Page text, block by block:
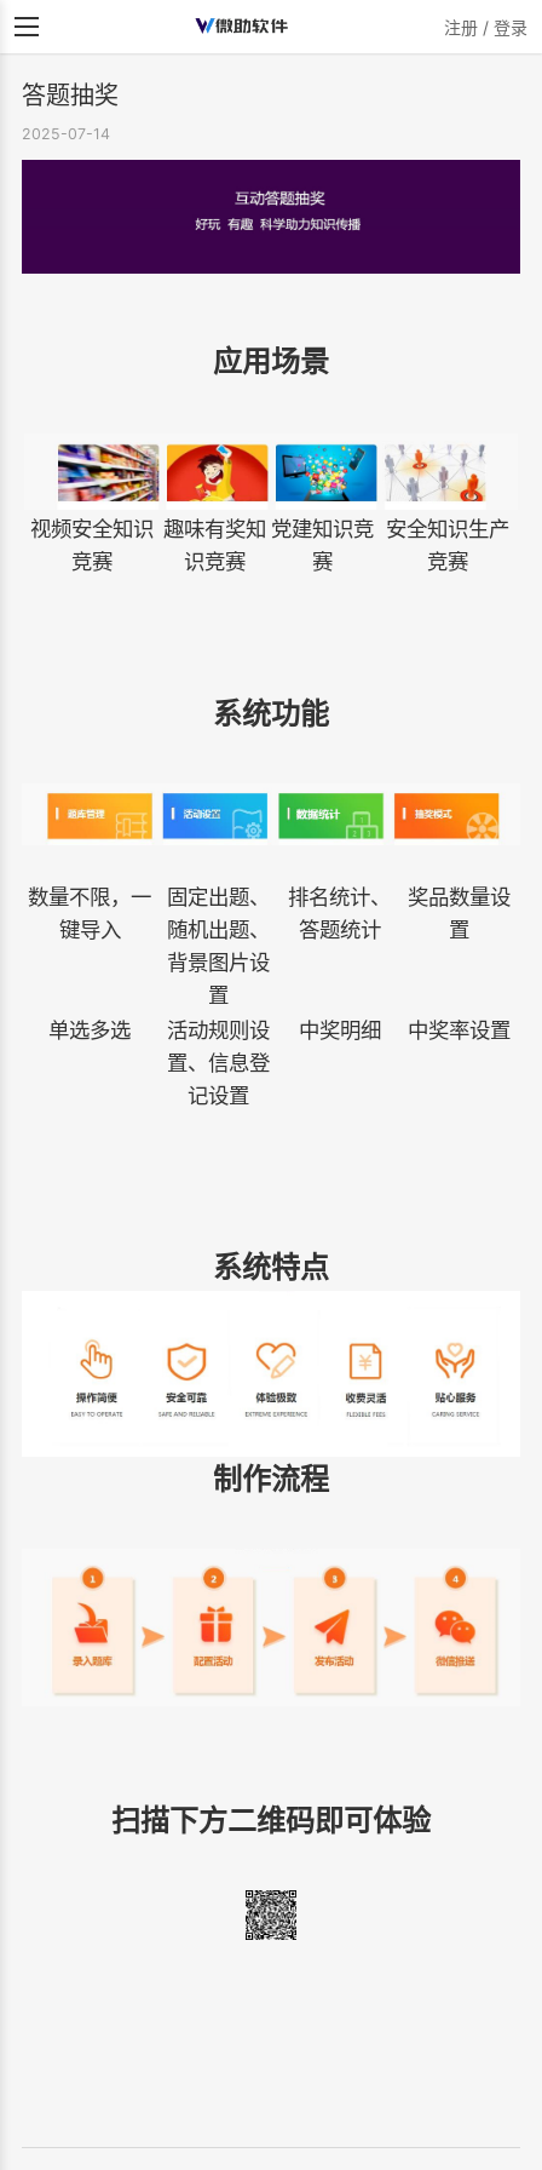
注册 / 登录
答题抽奖
2025-07-14
应用场景
视频安全知识
竞赛
趣味有奖知
识竞赛
党建知识竞
赛
安全知识生产
竞赛
系统功能
数量不限，一
键导入
固定出题、
随机出题、
背景图片设
置
排名统计、
答题统计
奖品数量设
置
单选多选
活动规则设
置、信息登
记设置
中奖明细 中奖率设置
系统特点
制作流程
扫描下方二维码即可体验